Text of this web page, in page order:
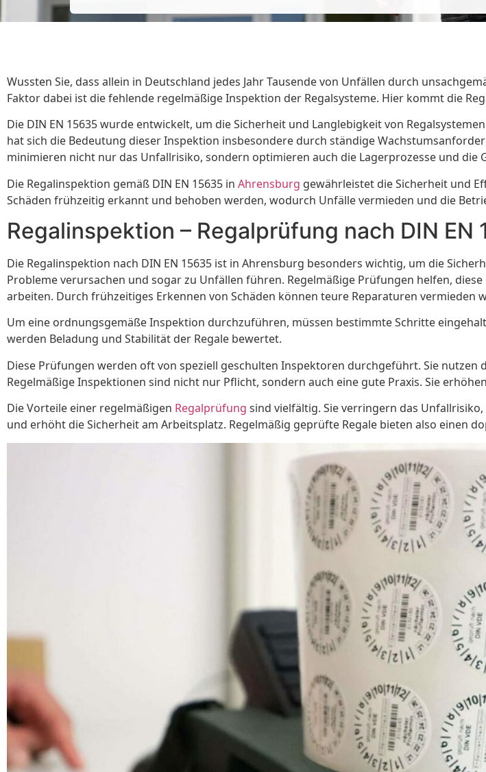
Wussten Sie, dass allein in Deutschland jedes Jahr Tausende von Unfällen durch
Faktor dabei ist die fehlende regelmäßige Inspektion der Regalsysteme. Hier kommt die
Die DIN EN 15635 wurde entwickelt, um die Sicherheit und Langlebigkeit von
hat sich die Bedeutung dieser Inspektion insbesondere durch ständige
minimieren nicht nur das Unfallrisiko, sondern optimieren auch die Lagerprozesse und die
Die Regalinspektion gemäß DIN EN 15635 in Ahrensburg gewährleistet die Sicherheit und
Schäden frühzeitig erkannt und behoben werden, wodurch Unfälle vermieden und die
Regalinspektion – Regalprüfung nach DIN EN
Die Regalinspektion nach DIN EN 15635 ist in Ahrensburg besonders wichtig, um die
Probleme verursachen und sogar zu Unfällen führen. Regelmäßige Prüfungen helfen,
arbeiten. Durch frühzeitiges Erkennen von Schäden können teure Reparaturen vermieden
Um eine ordnungsgemäße Inspektion durchzuführen, müssen bestimmte Schritte
werden Beladung und Stabilität der Regale bewertet.
Diese Prüfungen werden oft von speziell geschulten Inspektoren durchgeführt. Sie
Regelmäßige Inspektionen sind nicht nur Pflicht, sondern auch eine gute Praxis. Sie
Die Vorteile einer regelmäßigen Regalprüfung sind vielfältig. Sie verringern das
und erhöht die Sicherheit am Arbeitsplatz. Regelmäßig geprüfte Regale bieten also einen